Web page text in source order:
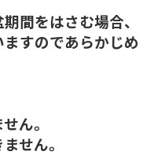
間をはさむ場合、
すのであらかじめ
ん。
せん。